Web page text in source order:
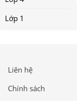
Lớp 1
Liên hệ
Chính sách